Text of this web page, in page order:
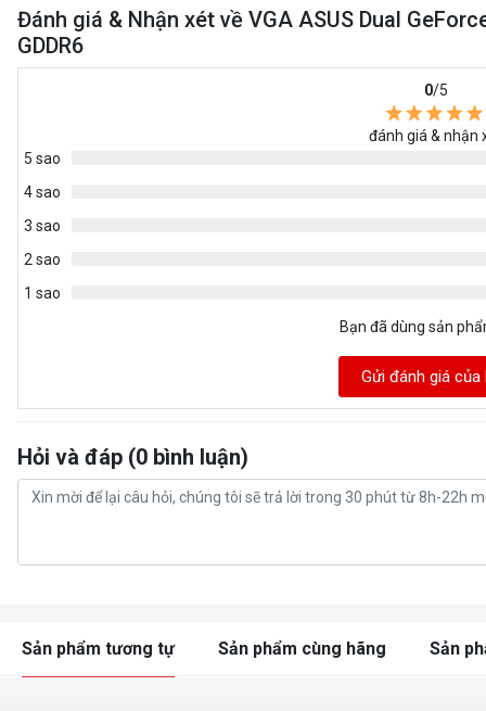
Đánh giá & Nhận xét về VGA ASUS Dual
GDDR6
0/5
đánh giá & nhận
5 sao
4 sao
3 sao
2 sao
1 sao
Bạn đã dùng sản
Gửi đánh giá của
Hỏi và đáp (0 bình luận)
Sản phẩm tương tự Sản phẩm cùng hãng Sản